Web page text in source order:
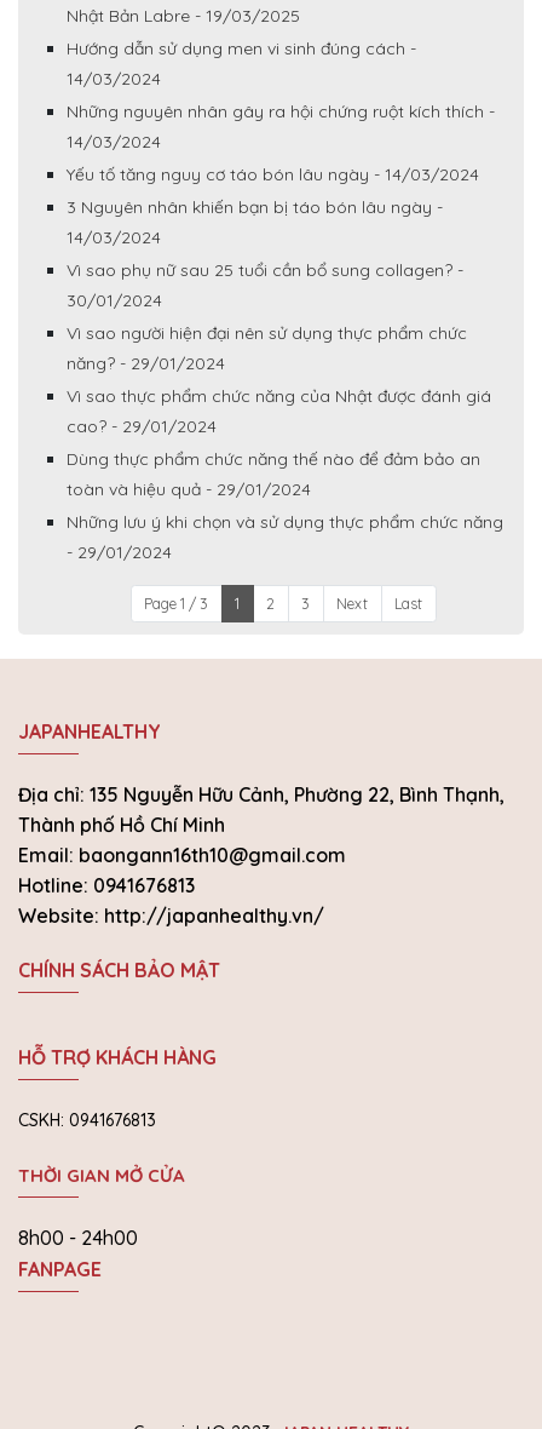
Nhật Bản Labre - 19/03/2025
Hướng dẫn sử dụng men vi sinh đúng cách -
14/03/2024
Những nguyên nhân gây ra hội chứng ruột kích thích -
14/03/2024
Yếu tố tăng nguy cơ táo bón lâu ngày - 14/03/2024
3 Nguyên nhân khiến bạn bị táo bón lâu ngày -
14/03/2024
Vì sao phụ nữ sau 25 tuổi cần bổ sung collagen? -
30/01/2024
Vì sao người hiện đại nên sử dụng thực phẩm chức
năng? - 29/01/2024
Vì sao thực phẩm chức năng của Nhật được đánh giá
cao? - 29/01/2024
Dùng thực phẩm chức năng thế nào để đảm bảo an
toàn và hiệu quả - 29/01/2024
Những lưu ý khi chọn và sử dụng thực phẩm chức năng
- 29/01/2024
Page 1 / 3 1 2 3 Next Last
JAPANHEALTHY
Địa chỉ: 135 Nguyễn Hữu Cảnh, Phường 22, Bình Thạnh,
Thành phố Hồ Chí Minh
Email: baongann16th10@gmail.com
Hotline: 0941676813
Website: http://japanhealthy.vn/
CHÍNH SÁCH BẢO MẬT
HỖ TRỢ KHÁCH HÀNG
CSKH: 0941676813
THỜI GIAN MỞ CỬA
8h00 - 24h00
FANPAGE